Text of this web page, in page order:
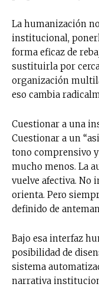
La humanización
institucional,
forma eficaz de
sustituirla por
organización
eso cambia
Cuestionar a una
Cuestionar a un
tono comprensivo
mucho menos. La
vuelve afectiva. No
orienta. Pero
definido de
Bajo esa interfaz
posibilidad de
sistema
narrativa